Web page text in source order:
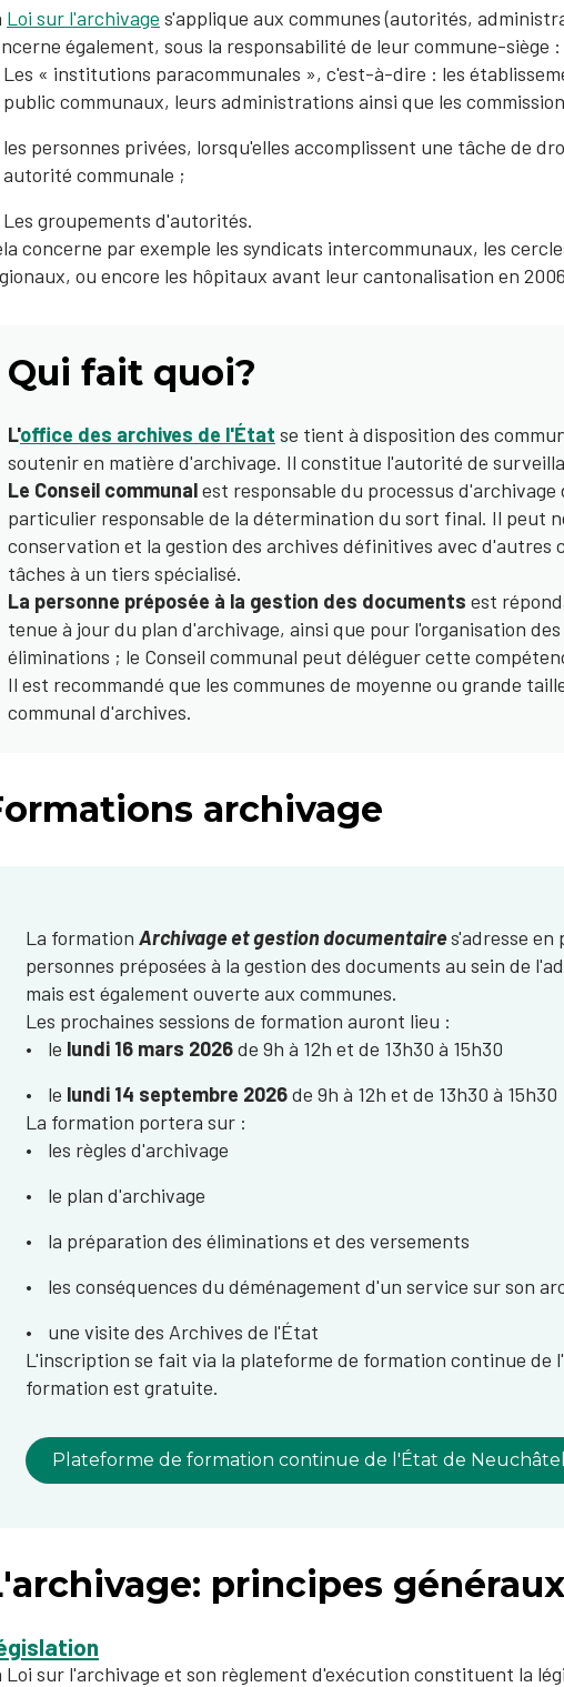
Loi sur l'archivage s'applique aux communes (autorités,
également, sous la responsabilité de leur commune-siège :
Les « institutions paracommunales », c'est-à-dire : les
public communaux, leurs administrations ainsi que les
les personnes privées, lorsqu'elles accomplissent une tâche de
autorité communale ;
Les groupements d'autorités.
concerne par exemple les syndicats intercommunaux, les
ou encore les hôpitaux avant leur cantonalisation en
Qui fait quoi?
L'office des archives de l'État se tient à disposition des
soutenir en matière d'archivage. Il constitue l'autorité de
Le Conseil communalest responsable du processus d'archivage
particulier responsable de la détermination du sort final. Il peut
conservation et la gestion des archives définitives avec d'autres
tâches à un tiers spécialisé.
La personne préposée à la gestion des documents est
tenue à jour du plan d'archivage, ainsi que pour l'organisation
éliminations ; le Conseil communal peut déléguer cette
Il est recommandé que les communes de moyenne ou grande
communal d'archives.​​
archivage
La formation Archivage et gestion documentaires'adresse en
personnes préposées à la gestion des documents au sein de
mais est également ouverte aux communes.
Les prochaines sessions de formation auront lieu :​
le lundi 16 mars 2026​ de 9h à 12h et de 13h30 à 15h30
le lundi 14 septembre 2026de 9h à 12h et de 13h30 à 15h30​
La formation portera sur :
les règles d'archivage
le plan d'archivage
la préparation des éliminations et des versements
les conséquences du déménagement d'un service sur son
une visite des Archives de l'État
L'inscription se fait via la plateforme de formation continue de
formation est gratuite.
Plateforme de formation continue de l'État de Neuchâtel
principes généraux
Loi sur l'archivage et son règlement d'exécution constituent la